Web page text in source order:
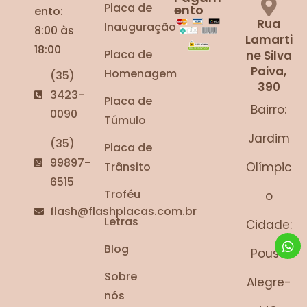
ento:
8:00 às
18:00
(35)
3423-
0090
(35)
99897-
6515
flash@flashplacas.com.br
Placa de
Inauguração
Placa de
Homenagem
Placa de
Túmulo
Placa de
Trânsito
Troféu
Letras
Blog
Sobre
nós
ento
Rua
Lamarti
ne Silva
Paiva,
390
Bairro:
Jardim
Olímpic
o
Cidade:
Pouso
Alegre-